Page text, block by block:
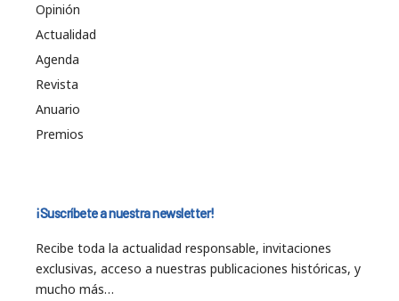
Opinión
Actualidad
Agenda
Revista
Anuario
Premios
¡Suscríbete a nuestra newsletter!
Recibe toda la actualidad responsable, invitaciones
exclusivas, acceso a nuestras publicaciones históricas, y
mucho más…